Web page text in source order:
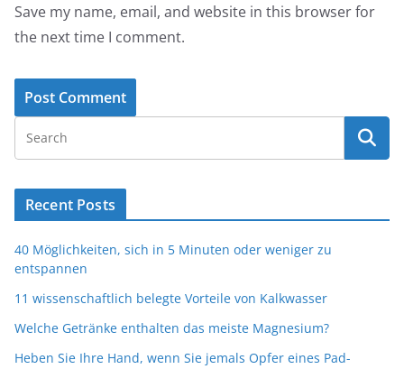
Save my name, email, and website in this browser for
the next time I comment.
Recent Posts
40 Möglichkeiten, sich in 5 Minuten oder weniger zu
entspannen
11 wissenschaftlich belegte Vorteile von Kalkwasser
Welche Getränke enthalten das meiste Magnesium?
Heben Sie Ihre Hand, wenn Sie jemals Opfer eines Pad-